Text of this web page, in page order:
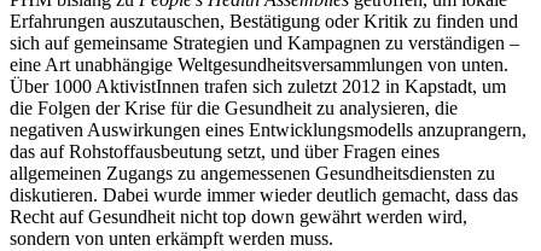
Erfahrungen auszutauschen, Bestätigung oder Kritik zu finden und
sich auf gemeinsame Strategien und Kampagnen zu verständigen –
eine Art unabhängige Weltgesundheitsversammlungen von unten.
Über 1000 AktivistInnen trafen sich zuletzt 2012 in Kapstadt, um
die Folgen der Krise für die Gesundheit zu analysieren, die
negativen Auswirkungen eines Entwicklungsmodells anzuprangern,
das auf Rohstoffausbeutung setzt, und über Fragen eines
allgemeinen Zugangs zu angemessenen Gesundheitsdiensten zu
diskutieren. Dabei wurde immer wieder deutlich gemacht, dass das
Recht auf Gesundheit nicht top down gewährt werden wird,
sondern von unten erkämpft werden muss.